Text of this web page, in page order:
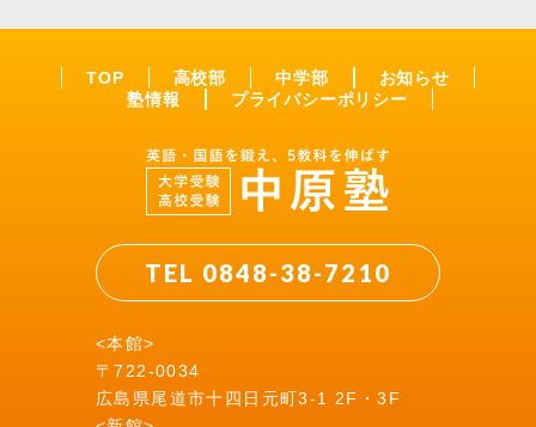
TOP 高校部 中学部
お知らせ
塾情報
プライバシーポリシー
TEL 0848-38-7210
<本館>
〒722-0034
広島県尾道市十四日元町3-1 2F・3F